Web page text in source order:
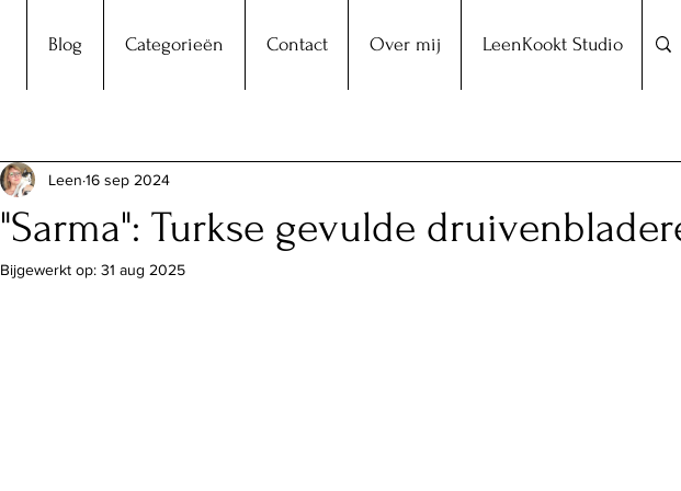
Blog Categorieën Contact Over mij LeenKookt Studio
"Sarma": Turkse gevulde
Leen 16 sep 2024
Bijgewerkt op: 31 aug 2025